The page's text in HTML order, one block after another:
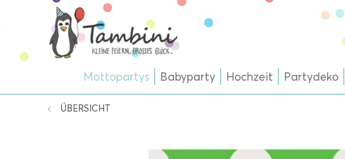
Mottopartys Babyparty Hochzeit Partydeko
ÜBERSICHT